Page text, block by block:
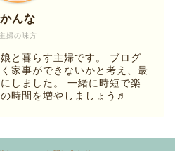
主婦の味方
かんな
と暮らす主婦です。 ブログ
家事ができないかと考え、最
しました。 一緒に時短で楽
時間を増やしましょう♬